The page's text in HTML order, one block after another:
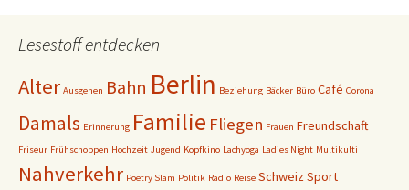
Lesestoff entdecken
Alter Ausgehen Bahn Berlin Beziehung Bäcker Büro Café Corona
Damals Erinnerung Familie Fliegen Frauen Freundschaft
Friseur Frühschoppen Hochzeit Jugend Kopfkino Lachyoga Ladies Night Multikulti
Nahverkehr Poetry Slam Politik Radio Reise SchweizSport